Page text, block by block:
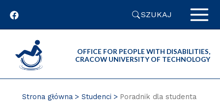
SZUKAJ
OFFICE FOR PEOPLE WITH DISABILITIES,
CRACOW UNIVERSITY OF TECHNOLOGY
Strona główna Studenci Poradnik dla studenta